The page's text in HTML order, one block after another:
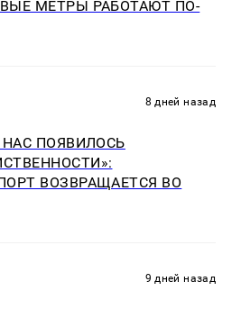
МЕТРЫ РАБОТАЮТ ПО-
8 дней назад
ПОЯВИЛОСЬ
ВОЗВРАЩАЕТСЯ ВО
9 дней назад